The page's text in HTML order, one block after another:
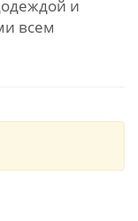
и
всем